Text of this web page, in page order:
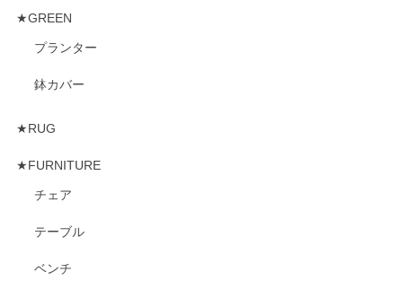
★GREEN
プランター
鉢カバー
★RUG
★FURNITURE
チェア
テーブル
ベンチ